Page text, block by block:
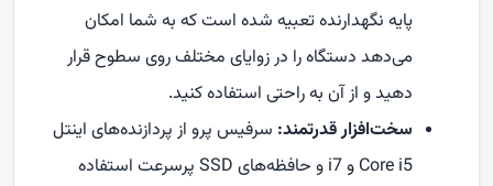
پایه نگهدارنده تعبیه شده است که به شما امکان
می‌دهد دستگاه را در زوایای مختلف روی سطوح قرار
دهید و از آن به راحتی استفاده کنید.
سخت‌افزار قدرتمند: سرفیس پرو از پردازنده‌های اینتل
Core i5 وi7 و حافظه‌های SSD پرسرعت استفاده